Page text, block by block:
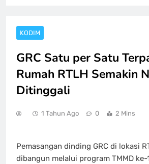
KODIM
GRC Satu per Satu
Rumah RTLH Semakin
Ditinggali
1 Tahun Ago 0 2 Mins
Pemasangan dinding GRC di lokasi
dibangun melalui program TMMD ke-